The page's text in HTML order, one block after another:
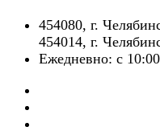
​454080, г.
454014, г.
Ежедневно: с